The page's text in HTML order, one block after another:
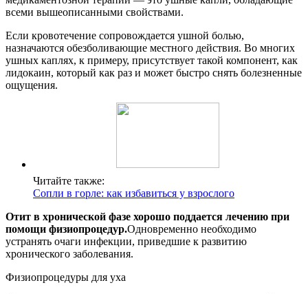
всеми вышеописанными свойствами.
Если кровотечение сопровождается ушной болью,
назначаются обезболивающие местного действия. Во многих
ушных каплях, к примеру, присутствует такой компонент, как
лидокаин, который как раз и может быстро снять болезненные
ощущения.
Читайте также:
Сопли в горле: как избавиться у взрослого
Отит в хронической фазе хорошо поддается лечению при
помощи физиопроцедур.Одновременно необходимо
устранять очаги инфекции, приведшие к развитию
хронического заболевания.
Физиопроцедуры для уха